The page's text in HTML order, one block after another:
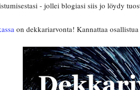
- jollei blogiasi siis jo löydy
on dekkariarvonta! Kannattaa